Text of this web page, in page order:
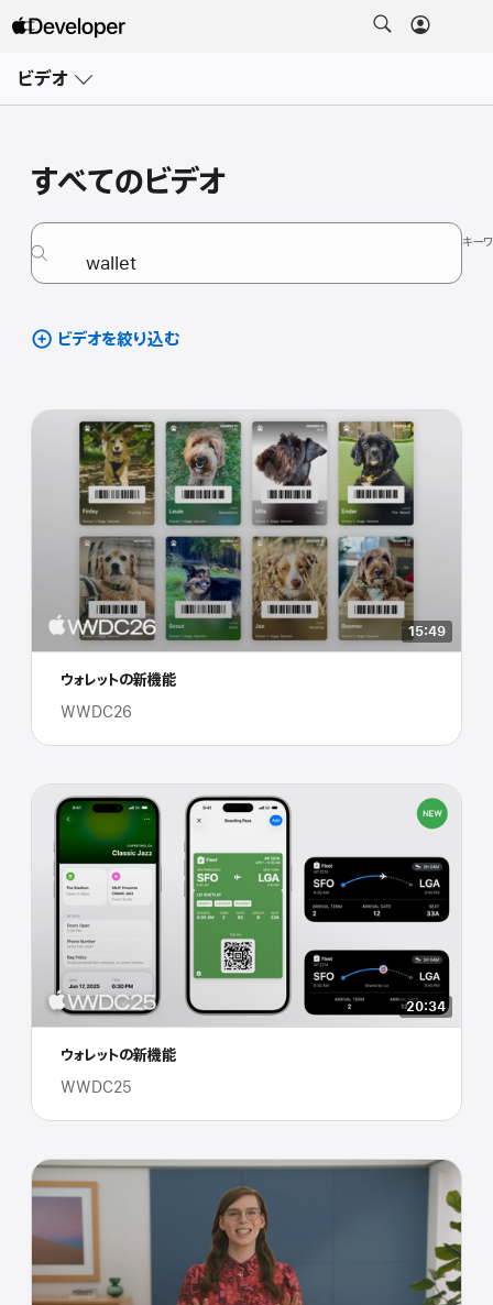
ビデオ
ー
すべてのビデオ
キー
ビデオを絞り込む
15:49
ウォレットの新機能
WWDC26
20:34
ウォレットの新機能
WWDC25